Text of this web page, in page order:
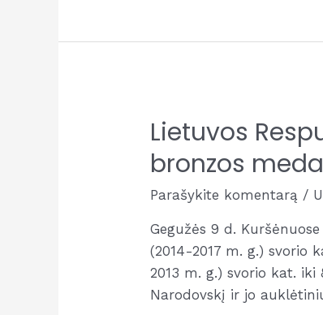
tinklinio
Lietuvos
bronzos
Parašykite komentarą /
Gegužės 9 d.
(2014-2017 m. g.) svorio
2013 m. g.) svorio kat.
Narodovskį ir jo